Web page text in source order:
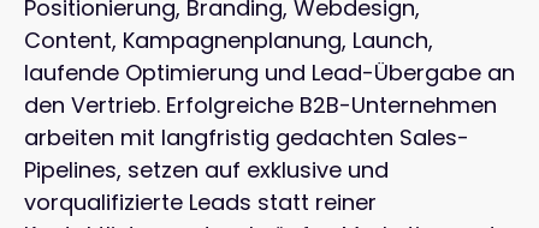
Positionierung, Branding, Webdesign,
Content, Kampagnenplanung, Launch,
laufende Optimierung und Lead-Übergabe an
den Vertrieb. Erfolgreiche B2B-Unternehmen
arbeiten mit langfristig gedachten Sales-
Pipelines, setzen auf exklusive und
vorqualifizierte Leads statt reiner